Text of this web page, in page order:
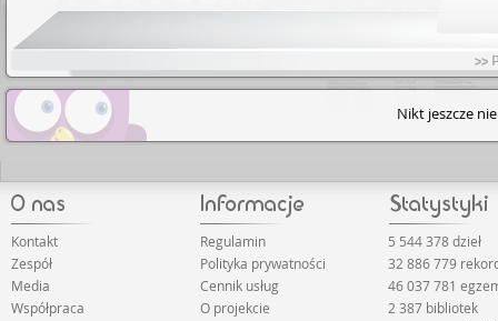
>>
Nikt jeszcze
Kontakt
Zespół
Media
Współpraca
Regulamin
Polityka prywatności
Cennik usług
O projekcie
5 544 378 dzieł
32 886 779
46 037 781
2 387 bibliotek